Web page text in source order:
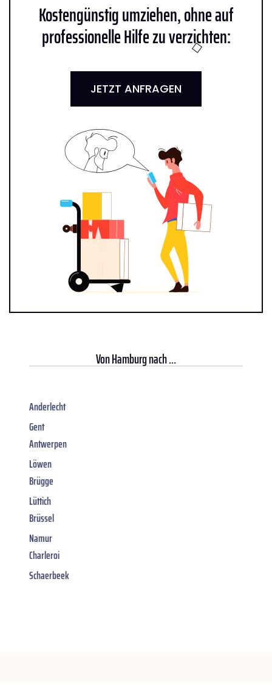
Kostengünstig umziehen, ohne auf
professionelle Hilfe zu verzichten:
JETZT ANFRAGEN
VonHamburgnach ...
Anderlecht
Gent
Antwerpen
Löwen
Brügge
Lüttich
Brüssel
Namur
Charleroi
Schaerbeek